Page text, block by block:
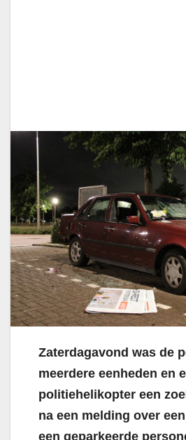
Zaterdagavond was de
meerdere eenheden en
politiehelikopter een
na een melding over
een geparkeerde